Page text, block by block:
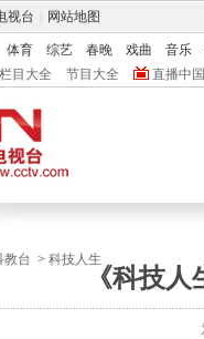
视台 网站地图
体育 综艺 春晚 戏曲 音乐
栏目大全 节目大全 直播中国
教台 > 科技人生
《科技